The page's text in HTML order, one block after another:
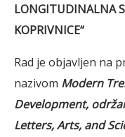
LONGITUDINALNA
KOPRIVNICE“
Rad je objavljen na
nazivom Modern
Development,
Letters, Arts, and